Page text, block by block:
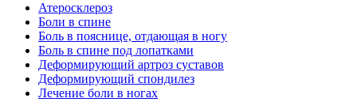
Атеросклероз
Боли в спине
Боль в пояснице, отдающая в ногу
Боль в спине под лопатками
Деформирующий артроз суставов
Деформирующий спондилез
Лечение боли в ногах